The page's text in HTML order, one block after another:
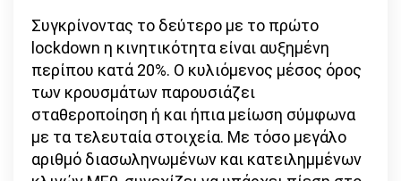
Συγκρίνοντας το δεύτερο με το πρώτο
lockdown η κινητικότητα είναι αυξημένη
περίπου κατά 20%. Ο κυλιόμενος μέσος όρος
των κρουσμάτων παρουσιάζει
σταθεροποίηση ή και ήπια μείωση σύμφωνα
με τα τελευταία στοιχεία. Με τόσο μεγάλο
αριθμό διασωληνωμένων και κατειλημμένων